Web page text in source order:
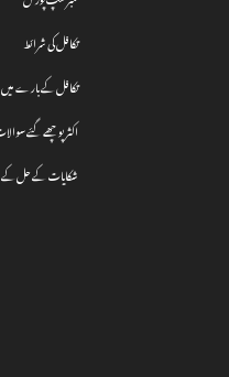
تکافل کی شرائط
تکافل کے بارے میں
اکثر پوچھے گئے
شکایات کے حل کے